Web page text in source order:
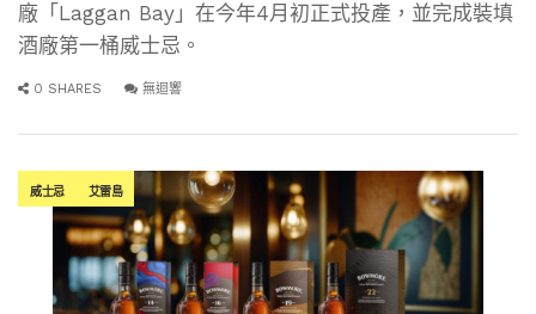
廠「Laggan Bay」在今年4月初正式投產，並完成裝填
酒廠第一桶威士忌。
0 SHARES 無迴響
威士忌 艾雷島